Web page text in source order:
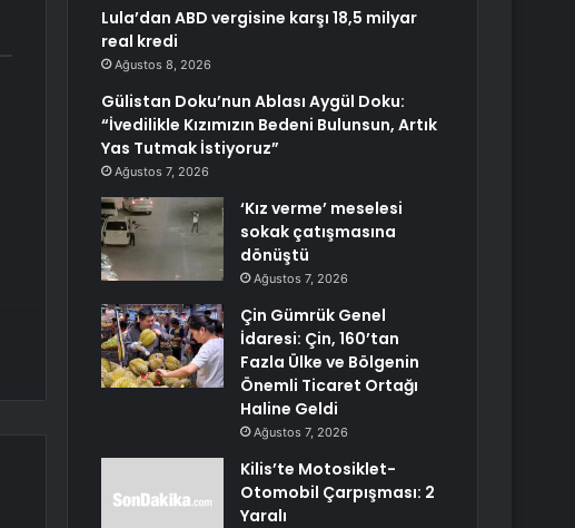
Lula’dan ABD vergisine karşı 18,5 milyar
real kredi
Ağustos 8, 2026
Gülistan Doku’nun Ablası Aygül Doku:
“İvedilikle Kızımızın Bedeni Bulunsun, Artık
Yas Tutmak İstiyoruz”
Ağustos 7, 2026
‘Kız verme’ meselesi
sokak çatışmasına
dönüştü
Ağustos 7, 2026
Çin Gümrük Genel
İdaresi: Çin, 160’tan
Fazla Ülke ve Bölgenin
Önemli Ticaret Ortağı
Haline Geldi
Ağustos 7, 2026
Kilis’te Motosiklet-
Otomobil Çarpışması: 2
Yaralı